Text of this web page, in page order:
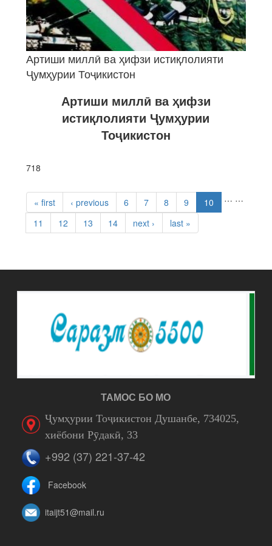
Артиши миллӣ ва ҳифзи истиқлолияти
Ҷумҳурии Тоҷикистон
Артиши миллӣ ва ҳифзи
истиқлолияти Ҷумҳурии
Тоҷикистон
718
PAGES
« first ‹ previous …
6 7 8 9
10
11
12 13 14
…
next › last »
ТАМОС БО МО
Ҷумҳурии Тоҷикистон Душанбе, 734025,
хиёбони Рӯдакӣ, 33
+992 (37) 221-37-42
Facebook
itaijt51@mail.ru